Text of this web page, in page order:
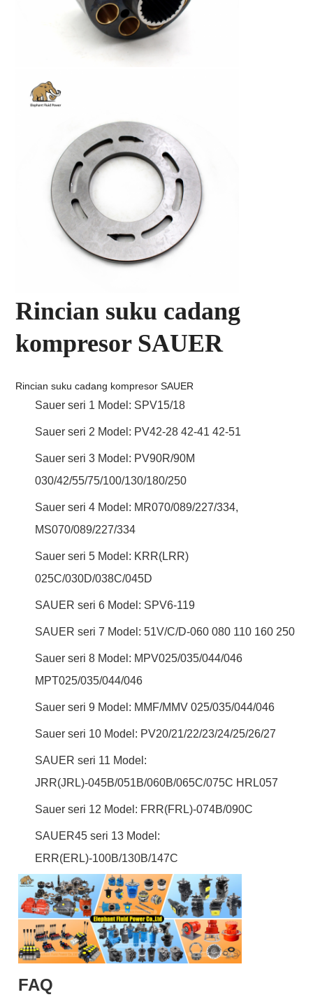
Rincian suku cadang
kompresor SAUER
Rincian suku cadang kompresor SAUER
Sauer seri 1 Model: SPV15/18
Sauer seri 2 Model: PV42-28 42-41 42-51
Sauer seri 3 Model: PV90R/90M
030/42/55/75/100/130/180/250
Sauer seri 4 Model: MR070/089/227/334,
MS070/089/227/334
Sauer seri 5 Model: KRR(LRR)
025C/030D/038C/045D
SAUER seri 6 Model: SPV6-119
SAUER seri 7 Model: 51V/C/D-060 080 110 160 250
Sauer seri 8 Model: MPV025/035/044/046
MPT025/035/044/046
Sauer seri 9 Model: MMF/MMV 025/035/044/046
Sauer seri 10 Model: PV20/21/22/23/24/25/26/27
SAUER seri 11 Model:
JRR(JRL)-045B/051B/060B/065C/075C HRL057
Sauer seri 12 Model: FRR(FRL)-074B/090C
SAUER45 seri 13 Model:
ERR(ERL)-100B/130B/147C
FAQ